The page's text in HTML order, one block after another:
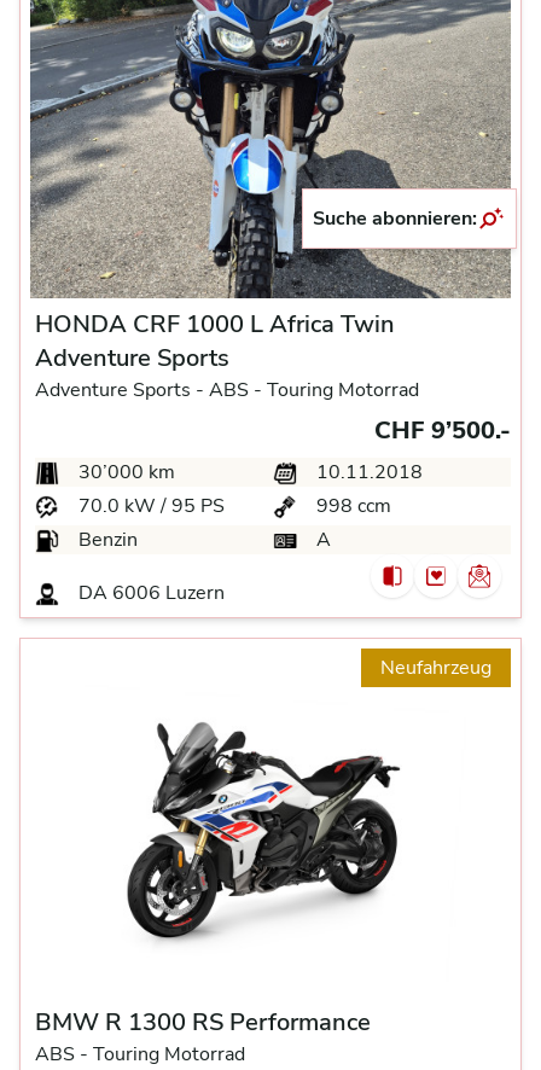
HONDA CRF 1000 L Africa Twin
Adventure Sports
Adventure Sports - ABS - Touring Motorrad
CHF 9’500.-
30’000 km
10.11.2018
70.0 kW / 95 PS
998 ccm
Benzin
A
DA 6006 Luzern
Neufahrzeug
BMW R 1300 RS Performance
ABS - Touring Motorrad
Suche abonnieren: